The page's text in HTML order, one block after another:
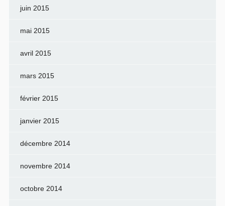
juin 2015
mai 2015
avril 2015
mars 2015
février 2015
janvier 2015
décembre 2014
novembre 2014
octobre 2014